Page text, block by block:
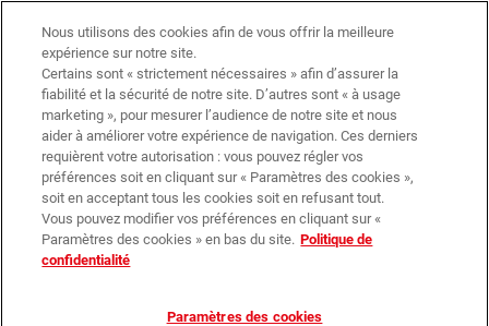
0
Objets Cuisine Magnet
Nous utilisons des cookies afin de vous offrir la meilleure
expérience sur notre site.
Certains sont « strictement nécessaires » afin d’assurer la
fiabilité et la sécurité de notre site. D’autres sont « à usage
marketing », pour mesurer l’audience de notre site et nous
aider à améliorer votre expérience de navigation. Ces derniers
requièrent votre autorisation : vous pouvez régler vos
préférences soit en cliquant sur « Paramètres des cookies »,
soit en acceptant tous les cookies soit en refusant tout.
Vous pouvez modifier vos préférences en cliquant sur «
Paramètres des cookies » en bas du site. Politique de
confidentialité
Paramètres des cookies